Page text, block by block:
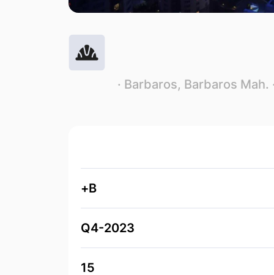
Barbaros, Barbaros Mah.
·
B+
Q4-2023
15